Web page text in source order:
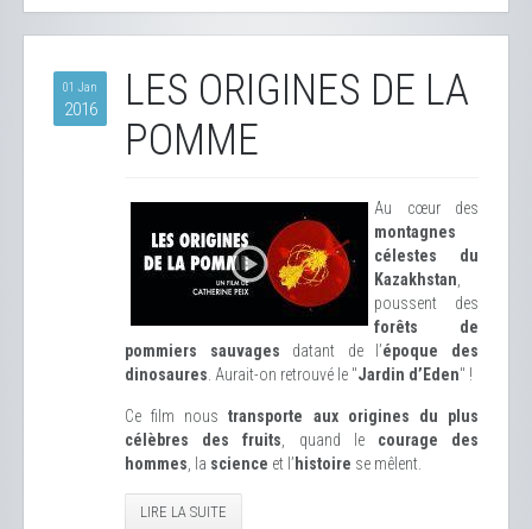
01 Jan
2016
LES ORIGINES DE LA
POMME
Au cœur des
montagnes
célestes du
Kazakhstan
poussent des
forêts de
pommiers sauvages datant de l’époque des
dinosaures . Aurait-on retrouvé le "Jardin d’Eden" !
Ce film nous transporte aux origines du plus
célèbres des fruits , quand le courage des
hommes , la science et l’ histoire se mêlent.
LIRE LA SUITE